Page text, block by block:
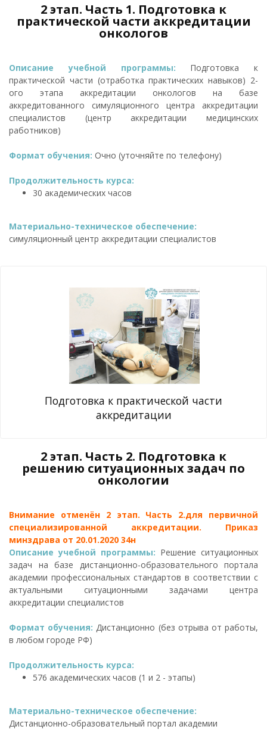
2 этап. Часть 1. Подготовка к
практической части аккредитации
онкологов
Описание учебной программы: Подготовка к
практической части (отработка практических навыков) 2-
ого этапа аккредитации онкологов на базе
аккредитованного симуляционного центра аккредитации
специалистов (центр аккредитации медицинских
работников)
Формат обучения: Очно (уточняйте по телефону)
Продолжительность курса:
30 академических часов
Материально-техническое обеспечение:
симуляционный центр аккредитации специалистов
Подготовка к практической части
аккредитации
2 этап. Часть 2. Подготовка к
решению ситуационных задач по
онкологии
Внимание отменён 2 этап. Часть 2.для первичной
специализированной аккредитации. Приказ
минздрава от 20.01.2020 34н
Описание учебной программы: Решение ситуационных
задач на базе дистанционно-образовательного портала
академии профессиональных стандартов в соответствии с
актуальными ситуационными задачами центра
аккредитации специалистов
Формат обучения:Дистанционно (без отрыва от работы,
в любом городе РФ)
Продолжительность курса:
576 академических часов (1 и 2 - этапы)
Материально-техническое обеспечение:
Дистанционно-образовательный портал академии